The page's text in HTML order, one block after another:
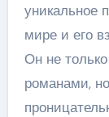
уникальное
мире и его
Он не
романами,